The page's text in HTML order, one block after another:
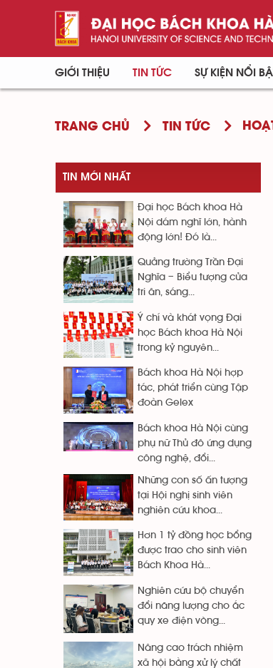
GIỚI THIỆU TIN TỨC SỰ KIỆN NỔI
TRANG CHỦ TIN TỨC
TIN MỚI NHẤT
Đại học Bách khoa Hà
Nội dám nghĩ lớn, hành
động lớn! Đó là...
Quảng trường Trần Đại
Nghĩa – Biểu tượng của
tri ân, sáng...
Ý chí và khát vọng Đại
học Bách khoa Hà Nội
trong kỷ nguyên...
Bách khoa Hà Nội hợp
tác, phát triển cùng Tập
đoàn Gelex
Bách khoa Hà Nội cùng
phụ nữ Thủ đô ứng dụng
công nghệ, đổi...
Những con số ấn tượng
tại Hội nghị sinh viên
nghiên cứu khoa...
Hơn 1 tỷ đồng học bổng
được trao cho sinh viên
Bách Khoa Hà...
Nghiên cứu bộ chuyển
đổi năng lượng cho ắc
quy xe điện vòng...
Nâng cao trách nhiệm
xã hội bằng xử lý chất